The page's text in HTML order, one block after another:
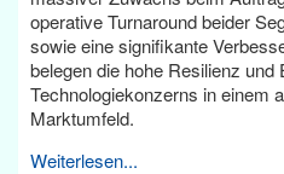
operative Turnaround beider
sowie eine signifikante
belegen die hohe Resilienz und
Technologiekonzerns in einem
Marktumfeld.
Weiterlesen...